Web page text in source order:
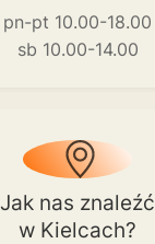
pn-pt 10.00-18.00
sb 10.00-14.00
Jak nas znaleźć
w Kielcach?